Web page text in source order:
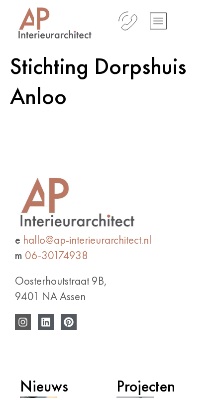
Stichting Dorpshuis
Anloo
e hallo@ap-interieurarchitect.nl
m 06-30174938
Oosterhoutstraat 9B,
9401 NA Assen
Nieuws Projecten